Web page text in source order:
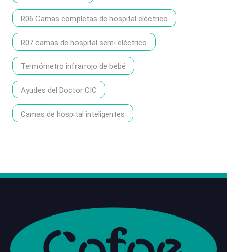
R06 Camas completas de hospital eléctrico
R07 camas de hospital semi eléctrico
Termómetro infrarrojo de bebé
Ayudes del Doctor CIC
Camas de hospital inteligentes